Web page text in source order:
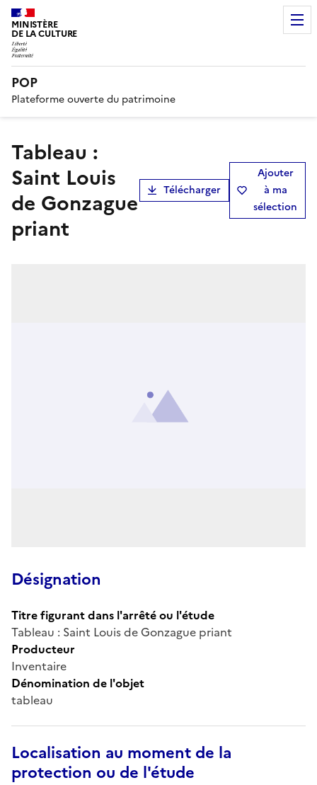
MINISTÈRE
DE LA CULTURE
POP
Plateforme ouverte du patrimoine
Tableau :
Saint Louis
de Gonzague
priant
Télécharger
Ajouter
à ma
sélection
Désignation
Titre figurant dans l'arrêté ou l'étude
Tableau : Saint Louis de Gonzague priant
Producteur
Inventaire
Dénomination de l'objet
tableau
Localisation au moment de la
protection ou de l'étude